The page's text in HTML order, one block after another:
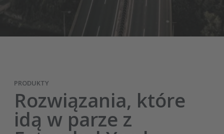
PRODUKTY
Rozwiązania, które
idą w parze z